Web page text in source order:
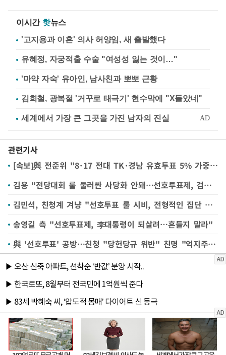
이시간 핫뉴스
'고지용과 이혼' 의사 허양임, 새 출발했다
유혜정, 자궁적출 수술 "여성성 잃는 것이…"
'마약 자숙' 유아인, 남사친과 뽀뽀 근황
김희철, 광복절 '거꾸로 태극기' 현수막에 "X돌았네"
관련기사
[속보]與 전준위 "8·17 전대 TK·경남 유효투표 5% 가중치…청년최고 1명 별도 선출"
김용 "전당대회 룰 둘러싼 사당화 안돼…선호투표제, 검증된 제도"
김민석, 친청계 겨냥 "선호투표 룰 시비, 전형적인 집단 자기정치"
송영길 측 "선호투표제, 李대통령이 되살려…흔들지 말라"
與 '선호투표' 공방…친청 "당헌당규 위반" 친명 "억지주장 궤변"